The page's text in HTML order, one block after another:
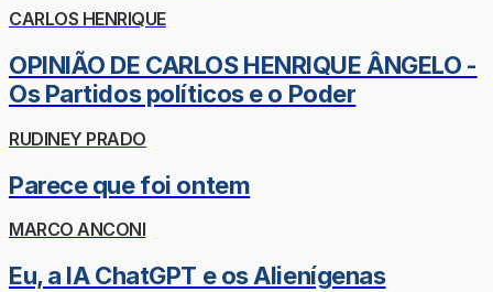
CARLOS HENRIQUE
OPINIÃO DE CARLOS HENRIQUE ÂNGELO -
Os Partidos políticos e o Poder
RUDINEY PRADO
Parece que foi ontem
MARCO ANCONI
Eu, a IA ChatGPT e os Alienígenas